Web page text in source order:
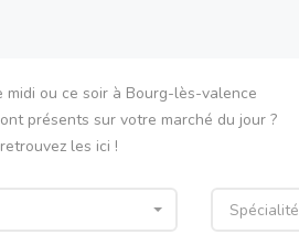
ou ce soir à Bourg-lès-valence
présents sur votre marché du jour ?
les ici !
Spécialité